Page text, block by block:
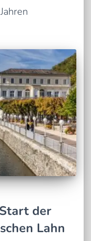
der
Lahn